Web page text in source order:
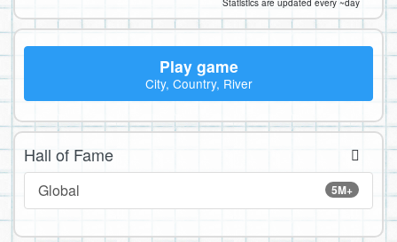
Statistics are updated every ~day
Play game
City, Country, River
Hall of Fame
5M+
Global